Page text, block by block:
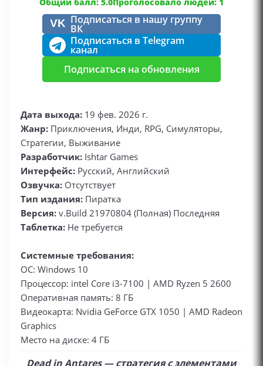
VK Подписаться в нашу группу
ВК
Подписаться в Telegram
канал
Подписаться на обновления
Дата выхода: 19 фев. 2026 г.
Жанр: Приключения, Инди, RPG, Симуляторы,
Стратегии, Выживание
Разработчик: Ishtar Games
Интерфейс: Русский, Английский
Озвучка: Отсутствует
Тип издания: Пиратка
Версия: v.Build 21970804 (Полная) Последняя
Таблетка: Не требуется
Системные требования:
ОС: Windows 10
Процессор: intel Core i3-7100 | AMD Ryzen 5 2600
Оперативная память: 8 ГБ
Видеокарта: Nvidia GeForce GTX 1050 | AMD Radeon
Graphics
Место на диске: 4 ГБ
Dead in Antares — стратегия с элементами